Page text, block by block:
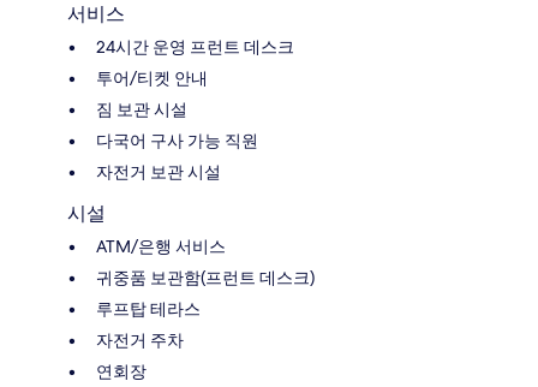
서비스
24시간 운영 프런트 데스크
투어/티켓 안내
짐 보관 시설
다국어 구사 가능 직원
자전거 보관 시설
시설
ATM/은행 서비스
귀중품 보관함(프런트 데스크)
루프탑 테라스
자전거 주차
연회장